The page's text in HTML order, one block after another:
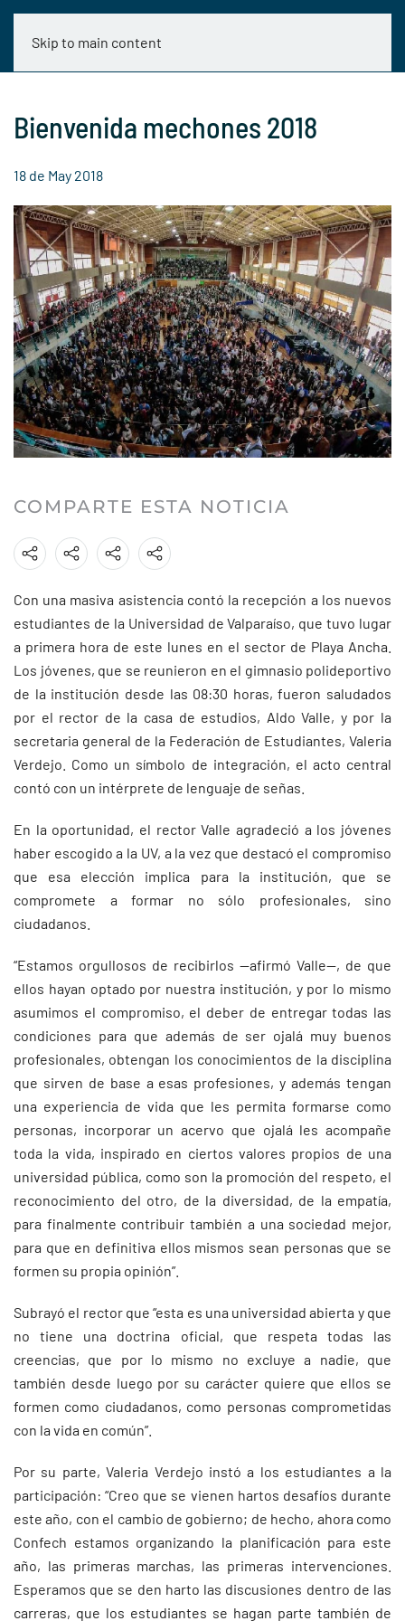
Skip to main content
Bienvenida mechones 2018
18 de May 2018
COMPARTE ESTA NOTICIA
Con una masiva asistencia contó la recepción a los nuevos
estudiantes de la Universidad de Valparaíso, que tuvo lugar
a primera hora de este lunes en el sector de Playa Ancha.
Los jóvenes, que se reunieron en el gimnasio polideportivo
de la institución desde las 08:30 horas, fueron saludados
por el rector de la casa de estudios, Aldo Valle, y por la
secretaria general de la Federación de Estudiantes, Valeria
Verdejo. Como un símbolo de integración, el acto central
contó con un intérprete de lenguaje de señas.
En la oportunidad, el rector Valle agradeció a los jóvenes
haber escogido a la UV, a la vez que destacó el compromiso
que esa elección implica para la institución, que se
compromete a formar no sólo profesionales, sino
ciudadanos.
“Estamos orgullosos de recibirlos —afirmó Valle—, de que
ellos hayan optado por nuestra institución, y por lo mismo
asumimos el compromiso, el deber de entregar todas las
condiciones para que además de ser ojalá muy buenos
profesionales, obtengan los conocimientos de la disciplina
que sirven de base a esas profesiones, y además tengan
una experiencia de vida que les permita formarse como
personas, incorporar un acervo que ojalá les acompañe
toda la vida, inspirado en ciertos valores propios de una
universidad pública, como son la promoción del respeto, el
reconocimiento del otro, de la diversidad, de la empatía,
para finalmente contribuir también a una sociedad mejor,
para que en definitiva ellos mismos sean personas que se
formen su propia opinión”.
Subrayó el rector que “esta es una universidad abierta y que
no tiene una doctrina oficial, que respeta todas las
creencias, que por lo mismo no excluye a nadie, que
también desde luego por su carácter quiere que ellos se
formen como ciudadanos, como personas comprometidas
con la vida en común”.
Por su parte, Valeria Verdejo instó a los estudiantes a la
participación: “Creo que se vienen hartos desafíos durante
este año, con el cambio de gobierno; de hecho, ahora como
Confech estamos organizando la planificación para este
año, las primeras marchas, las primeras intervenciones.
Esperamos que se den harto las discusiones dentro de las
carreras, que los estudiantes se hagan parte también de